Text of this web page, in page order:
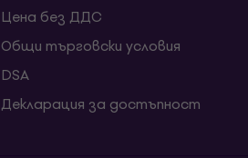
Цена без ДДС
Общи търговски условия
DSA
Декларация за достъпност